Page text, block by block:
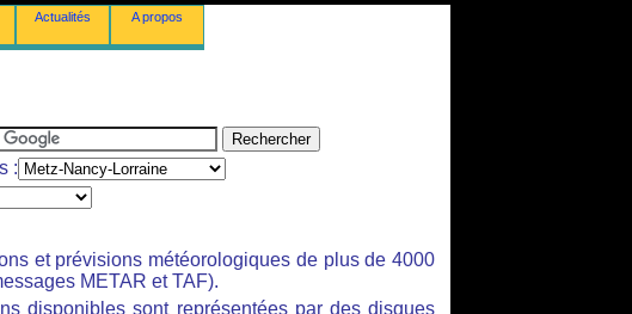
Actualités A propos
:
et prévisions météorologiques de plus de 4000
METAR et TAF).
disponibles sont représentées par des disques